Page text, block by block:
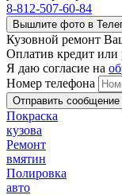
8-812-507-60-84
Вышлите фото в
Кузовной ремонт
Оплатив кредит или
Я даю согласие на
Номер телефона
Покраска
кузова
Ремонт
вмятин
Полировка
авто